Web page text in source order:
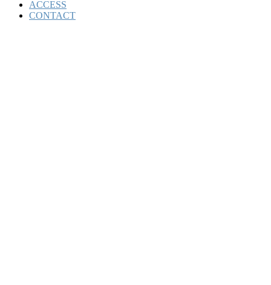
ACCESS
CONTACT